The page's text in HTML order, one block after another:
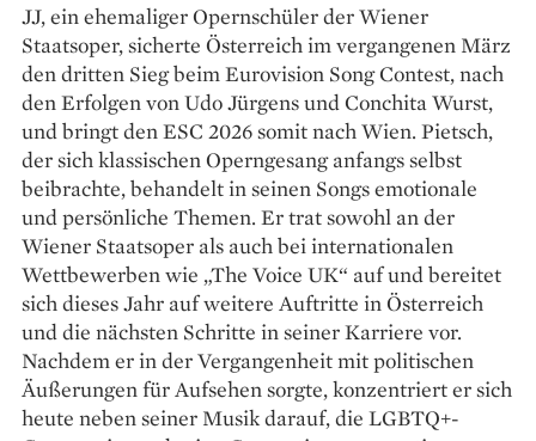
JJ, ein ehemaliger Opernschüler der Wiener
Staatsoper, sicherte Österreich im vergangenen März
den dritten Sieg beim Eurovision Song Contest, nach
den Erfolgen von Udo Jürgens und Conchita Wurst,
und bringt den ESC 2026 somit nach Wien. Pietsch,
der sich klassischen Operngesang anfangs selbst
beibrachte, behandelt in seinen Songs emotionale
und persön­liche Themen. Er trat sowohl an der
Wiener Staatsoper als auch bei internationalen
Wettbewerben wie „The Voice UK“ auf und bereitet
sich dieses Jahr auf weitere Auftritte in Österreich
und die nächsten Schritte in seiner Karriere vor.
Nachdem er in der Vergangenheit mit politischen
Äußerungen für Aufsehen sorgte, konzentriert er sich
heute neben seiner Musik darauf, die LGBTQ+-